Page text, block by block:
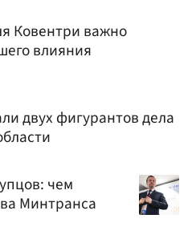
Ковентри важно
влияния
двух фигурантов дела
чем
Минтранса